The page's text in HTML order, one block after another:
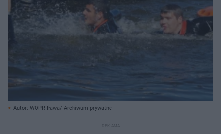
Autor: WOPR Iława/ Archiwum prywatne